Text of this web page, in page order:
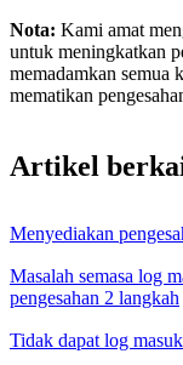
Nota: Kami amat
untuk meningkatkan
memadamkan semua
mematikan
Artikel
Menyediakan
Masalah semasa log
pengesahan 2 langkah
Tidak dapat log masuk